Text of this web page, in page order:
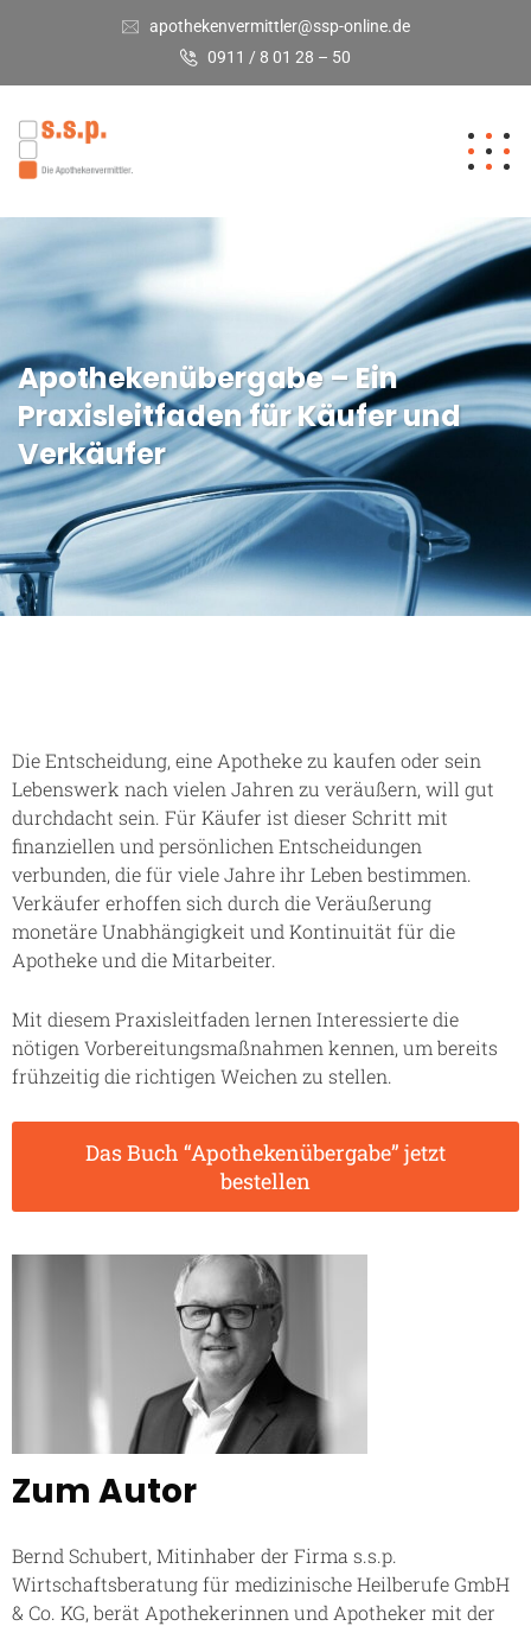
apothekenvermittler@ssp-online.de
0911 / 8 01 28 – 50
Apothekenübergabe – Ein
Praxisleitfaden für Käufer und
Verkäufer
Die Entscheidung, eine Apotheke zu kaufen oder sein
Lebenswerk nach vielen Jahren zu veräußern, will gut
durchdacht sein. Für Käufer ist dieser Schritt mit
finanziellen und persönlichen Entscheidungen
verbunden, die für viele Jahre ihr Leben bestimmen.
Verkäufer erhoffen sich durch die Veräußerung
monetäre Unabhängigkeit und Kontinuität für die
Apotheke und die Mitarbeiter.
Mit diesem Praxisleitfaden lernen Interessierte die
nötigen Vorbereitungsmaßnahmen kennen, um bereits
frühzeitig die richtigen Weichen zu stellen.
Das Buch “Apothekenübergabe” jetzt
bestellen
Zum Autor
Bernd Schubert, Mitinhaber der Firma s.s.p.
Wirtschaftsberatung für medizinische Heilberufe GmbH
& Co. KG, berät Apothekerinnen und Apotheker mit der